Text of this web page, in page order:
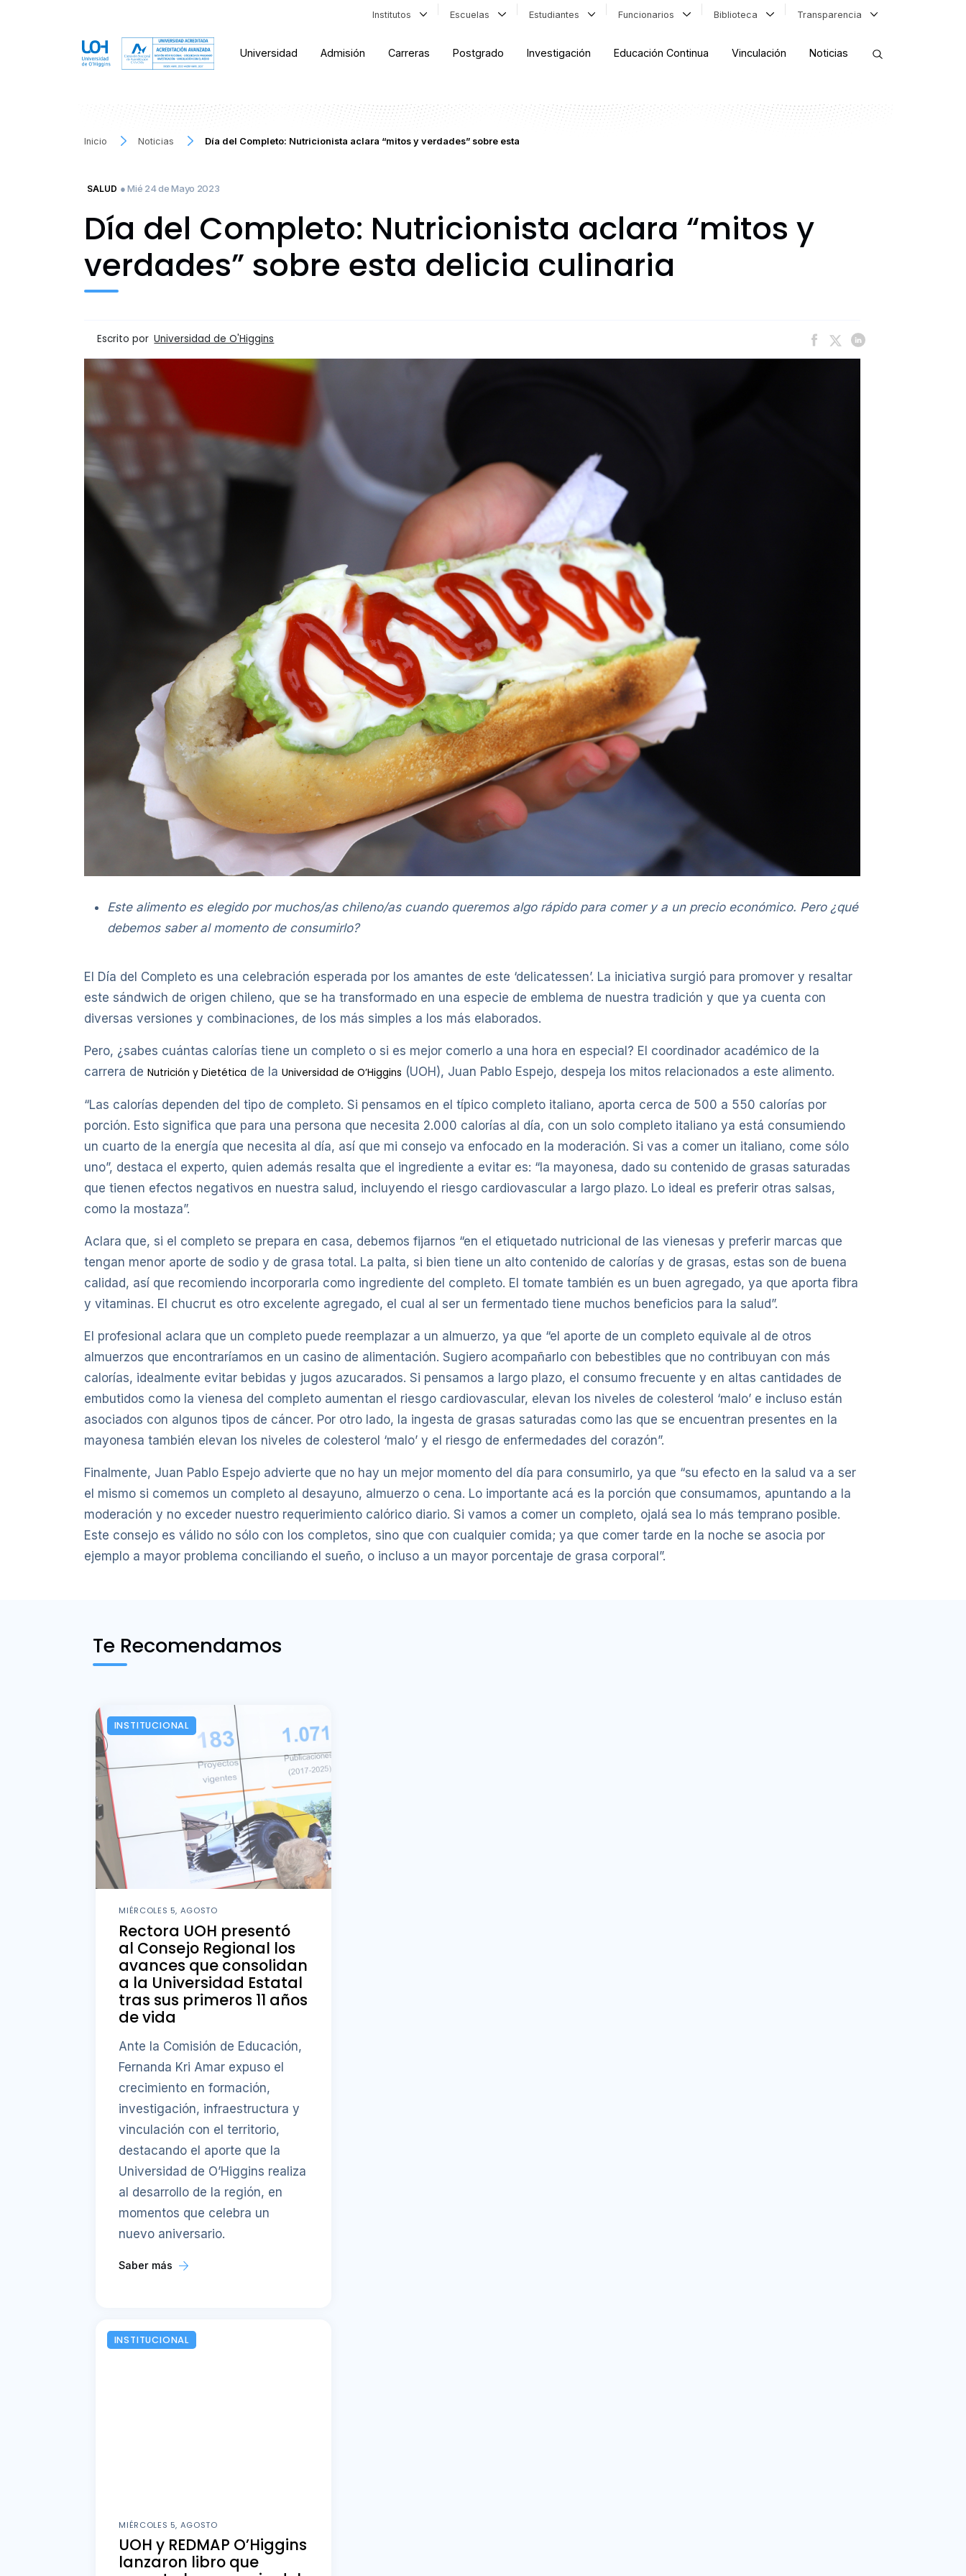
Institutos Escuelas Estudiantes Funcionarios Biblioteca Transparencia
Universidad Admisión Carreras Postgrado Investigación Educación Continua Vinculación Noticias
Inicio Noticias Día del Completo: Nutricionista aclara “mitos y verdades” sobre esta
SALUD ● Mié 24 de Mayo 2023
Día del Completo: Nutricionista aclara “mitos y
verdades” sobre esta delicia culinaria
Escrito por Universidad de O'Higgins
Este alimento es elegido por muchos/as chileno/as cuando queremos algo rápido para comer y a un precio económico. Pero ¿qué
debemos saber al momento de consumirlo?
El Día del Completo es una celebración esperada por los amantes de este ‘delicatessen’. La iniciativa surgió para promover y resaltar
este sándwich de origen chileno, que se ha transformado en una especie de emblema de nuestra tradición y que ya cuenta con
diversas versiones y combinaciones, de los más simples a los más elaborados.
Pero, ¿sabes cuántas calorías tiene un completo o si es mejor comerlo a una hora en especial? El coordinador académico de la
carrera de Nutrición y Dietética de la Universidad de O’Higgins (UOH), Juan Pablo Espejo, despeja los mitos relacionados a este alimento.
“Las calorías dependen del tipo de completo. Si pensamos en el típico completo italiano, aporta cerca de 500 a 550 calorías por
porción. Esto significa que para una persona que necesita 2.000 calorías al día, con un solo completo italiano ya está consumiendo
un cuarto de la energía que necesita al día, así que mi consejo va enfocado en la moderación. Si vas a comer un italiano, come sólo
uno”, destaca el experto, quien además resalta que el ingrediente a evitar es: “la mayonesa, dado su contenido de grasas saturadas
que tienen efectos negativos en nuestra salud, incluyendo el riesgo cardiovascular a largo plazo. Lo ideal es preferir otras salsas,
como la mostaza”.
Aclara que, si el completo se prepara en casa, debemos fijarnos “en el etiquetado nutricional de las vienesas y preferir marcas que
tengan menor aporte de sodio y de grasa total. La palta, si bien tiene un alto contenido de calorías y de grasas, estas son de buena
calidad, así que recomiendo incorporarla como ingrediente del completo. El tomate también es un buen agregado, ya que aporta fibra
y vitaminas. El chucrut es otro excelente agregado, el cual al ser un fermentado tiene muchos beneficios para la salud”.
El profesional aclara que un completo puede reemplazar a un almuerzo, ya que “el aporte de un completo equivale al de otros
almuerzos que encontraríamos en un casino de alimentación. Sugiero acompañarlo con bebestibles que no contribuyan con más
calorías, idealmente evitar bebidas y jugos azucarados. Si pensamos a largo plazo, el consumo frecuente y en altas cantidades de
embutidos como la vienesa del completo aumentan el riesgo cardiovascular, elevan los niveles de colesterol ‘malo’ e incluso están
asociados con algunos tipos de cáncer. Por otro lado, la ingesta de grasas saturadas como las que se encuentran presentes en la
mayonesa también elevan los niveles de colesterol ‘malo’ y el riesgo de enfermedades del corazón”.
Finalmente, Juan Pablo Espejo advierte que no hay un mejor momento del día para consumirlo, ya que “su efecto en la salud va a ser
el mismo si comemos un completo al desayuno, almuerzo o cena. Lo importante acá es la porción que consumamos, apuntando a la
moderación y no exceder nuestro requerimiento calórico diario. Si vamos a comer un completo, ojalá sea lo más temprano posible.
Este consejo es válido no sólo con los completos, sino que con cualquier comida; ya que comer tarde en la noche se asocia por
ejemplo a mayor problema conciliando el sueño, o incluso a un mayor porcentaje de grasa corporal”.
Te Recomendamos
INSTITUCIONAL
MIÉRCOLES 5, AGOSTO
Rectora UOH presentó
al Consejo Regional los
avances que consolidan
a la Universidad Estatal
tras sus primeros 11 años
de vida
Ante la Comisión de Educación,
Fernanda Kri Amar expuso el
crecimiento en formación,
investigación, infraestructura y
vinculación con el territorio,
destacando el aporte que la
Universidad de O’Higgins realiza
al desarrollo de la región, en
momentos que celebra un
nuevo aniversario.
Saber más
INSTITUCIONAL
MIÉRCOLES 5, AGOSTO
UOH y REDMAP O’Higgins
lanzaron libro que